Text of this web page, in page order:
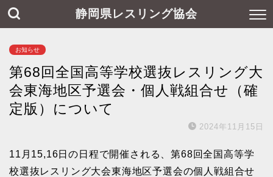
静岡県レスリング協会
お知らせ
第68回全国高等学校選抜レスリング大
会東海地区予選会・個人戦組合せ（確
定版）について
2024年11月15日
11月15,16日の日程で開催される、第68回全国高等学
校選抜レスリング大会東海地区予選会の個人戦組合せ